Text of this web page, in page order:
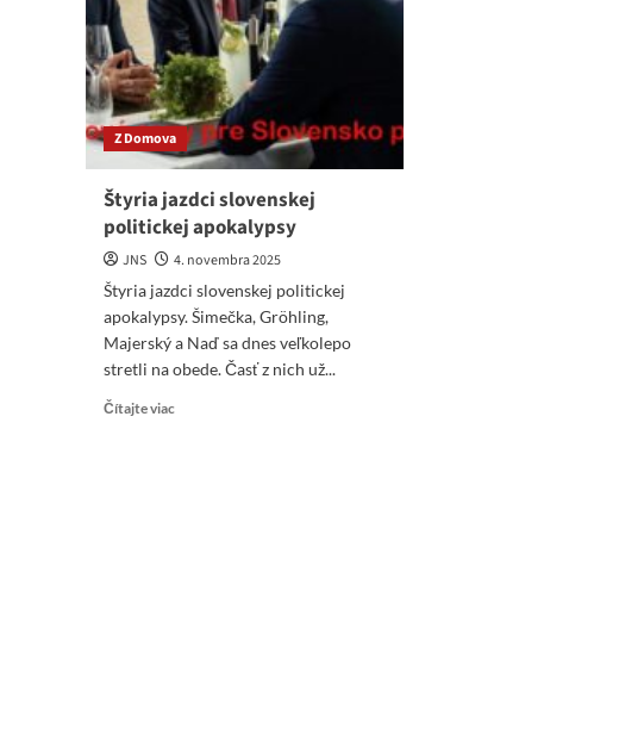
Z Domova
Štyria jazdci slovenskej
politickej apokalypsy
JNS
4. novembra 2025
Štyria jazdci slovenskej politickej
apokalypsy. Šimečka, Gröhling,
Majerský a Naď sa dnes veľkolepo
stretli na obede. Časť z nich už...
Čítajte viac